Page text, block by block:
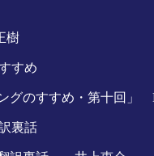
樹
すめ
グのすすめ・第十回」
裏話